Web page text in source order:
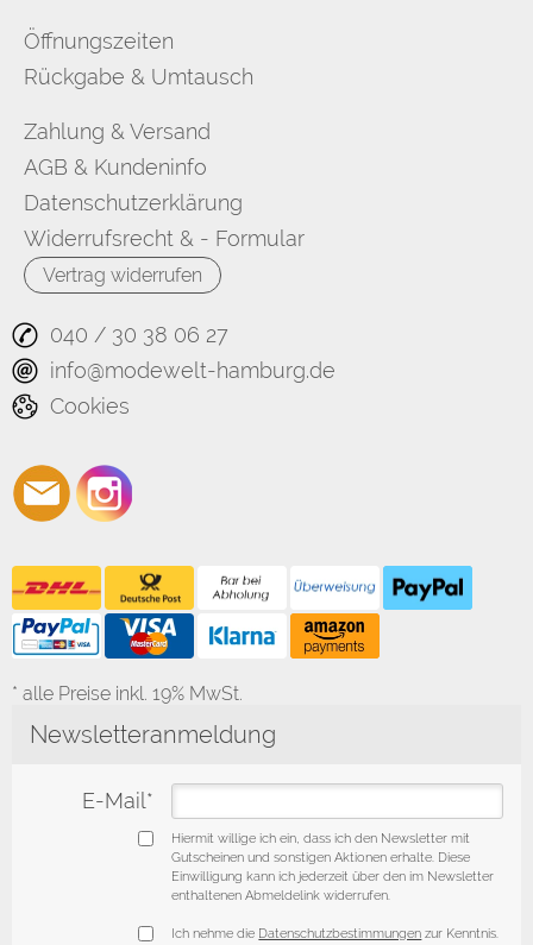
Öffnungszeiten
Rückgabe & Umtausch
Zahlung & Versand
AGB & Kundeninfo
Datenschutzerklärung
Widerrufsrecht & - Formular
Vertrag widerrufen
040 / 30 38 06 27
info@modewelt-hamburg.de
Cookies
* alle Preise inkl. 19% MwSt.